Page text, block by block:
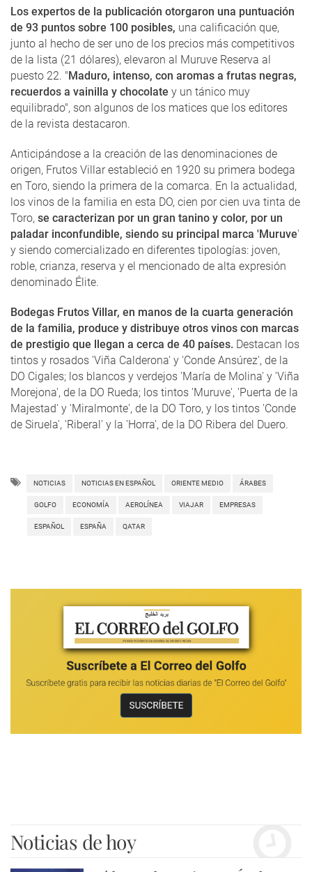
Los expertos de la publicación otorgaron una puntuación
de 93 puntos sobre 100 posibles, una calificación que,
junto al hecho de ser uno de los precios más competitivos
de la lista (21 dólares), elevaron al Muruve Reserva al
puesto 22. "Maduro, intenso, con aromas a frutas negras,
recuerdos a vainilla y chocolate y un tánico muy
equilibrado", son algunos de los matices que los editores
de la revista destacaron.
Anticipándose a la creación de las denominaciones de
origen, Frutos Villar estableció en 1920 su primera bodega
en Toro, siendo la primera de la comarca. En la actualidad,
los vinos de la familia en esta DO, cien por cien uva tinta de
Toro, se caracterizan por un gran tanino y color, por un
paladar inconfundible, siendo su principal marca 'Muruve'
y siendo comercializado en diferentes tipologías: joven,
roble, crianza, reserva y el mencionado de alta expresión
denominado Élite.
Bodegas Frutos Villar, en manos de la cuarta generación
de la familia, produce y distribuye otros vinos con marcas
de prestigio que llegan a cerca de 40 países. Destacan los
tintos y rosados 'Viña Calderona' y 'Conde Ansúrez', de la
DO Cigales; los blancos y verdejos 'María de Molina' y 'Viña
Morejona', de la DO Rueda; los tintos 'Muruve', 'Puerta de la
Majestad' y 'Miralmonte', de la DO Toro, y los tintos 'Conde
de Siruela', 'Riberal' y la 'Horra', de la DO Ribera del Duero.
NOTICIAS NOTICIAS EN ESPAÑOL ORIENTE MEDIO ÁRABES
GOLFO ECONOMÍA AEROLÍNEA VIAJAR EMPRESAS
ESPAÑOL ESPAÑA QATAR
Noticias de hoy